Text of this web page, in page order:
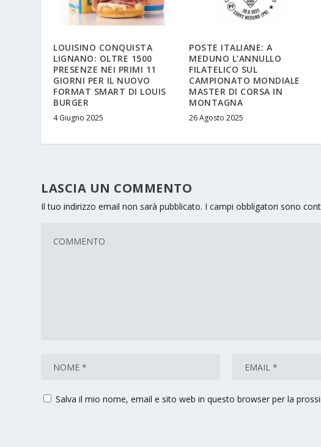
LOUISINO CONQUISTA
LIGNANO: OLTRE 1500
PRESENZE NEI PRIMI 11
GIORNI PER IL NUOVO
FORMAT SMART DI LOUIS
BURGER
4 Giugno 2025
POSTE ITALIANE: A
MEDUNO L’ANNULLO
FILATELICO SUL
CAMPIONATO MONDIALE
MASTER DI CORSA IN
MONTAGNA
26 Agosto 2025
LASCIA UN COMMENTO
Il tuo indirizzo email non sarà pubblicato. I campi obbligatori sono
Salva il mio nome, email e sito web in questo browser per la